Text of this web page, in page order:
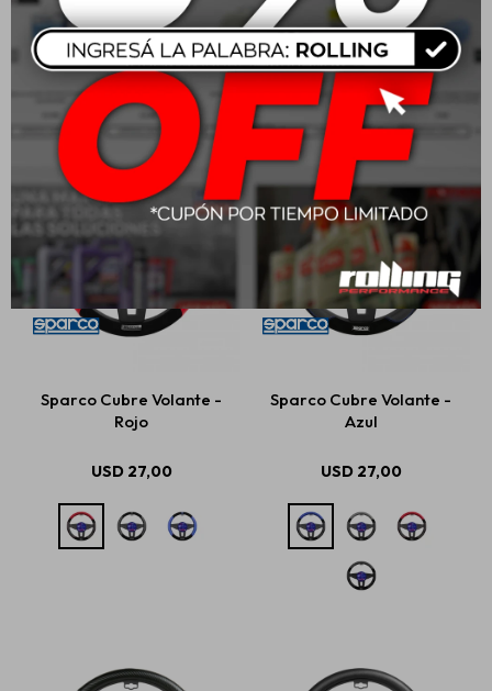
USD29,00 USD65,00
Sparco Cubre Volante -
Rojo
USD 27,00
Sparco Cubre Volante -
Azul
USD 27,00